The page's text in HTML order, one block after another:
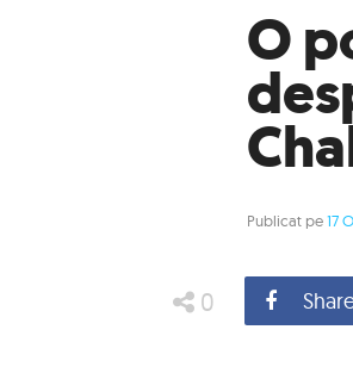
O
Publicat pe17
0